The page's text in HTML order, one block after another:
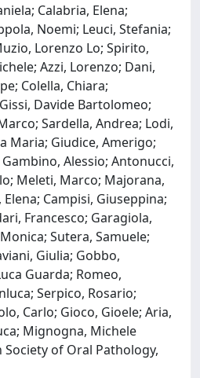
Calabria, Elena;
Noemi; Leuci, Stefania;
Lorenzo Lo; Spirito,
Azzi, Lorenzo; Dani,
Colella, Chiara;
Davide Bartolomeo;
Sardella, Andrea; Lodi,
Maria; Giudice, Amerigo;
Alessio; Antonucci,
Meleti, Marco; Majorana,
Campisi, Giuseppina;
Francesco; Garagiola,
Sutera, Samuele;
Giulia; Gobbo,
Guarda; Romeo,
Serpico, Rosario;
Carlo; Gioco, Gioele; Aria,
Mignogna, Michele
Society of Oral Pathology,